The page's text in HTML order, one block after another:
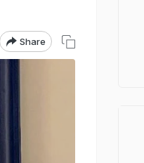
Share